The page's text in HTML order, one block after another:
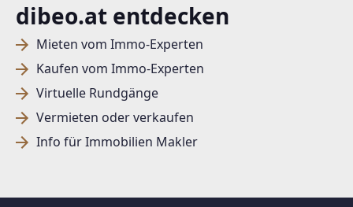
dibeo.at entdecken
Mieten vom Immo-Experten
Kaufen vom Immo-Experten
Virtuelle Rundgänge
Vermieten oder verkaufen
Info für Immobilien Makler